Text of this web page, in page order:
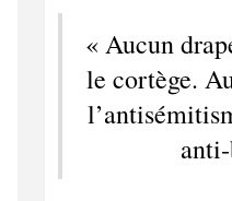
« Aucun
le cortège.